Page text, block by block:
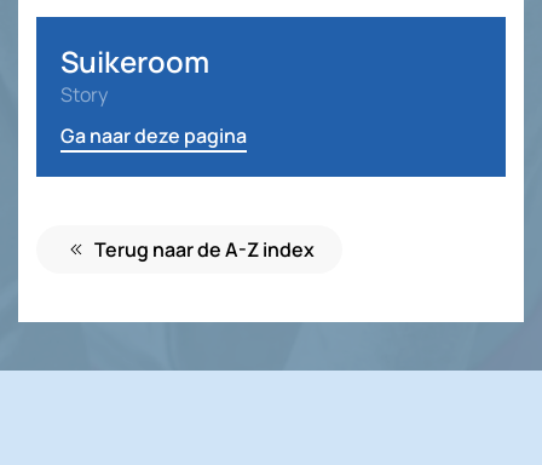
Suikeroom
Story
Ga naar deze pagina
Terug naar de A-Z index